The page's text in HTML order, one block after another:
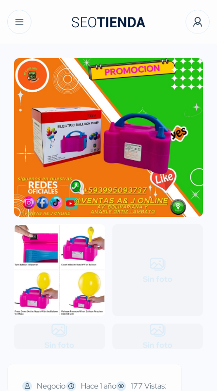
Negocio Hace 1 año 177 Vistas: